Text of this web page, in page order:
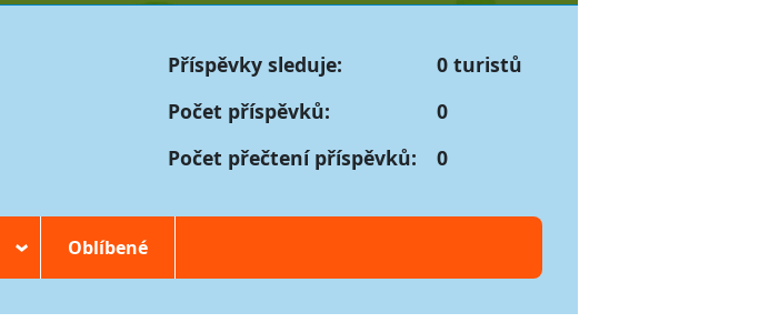
Příspěvky sleduje:
0 turistů
Počet příspěvků:
0
Počet přečtení příspěvků:
0
› Oblíbené